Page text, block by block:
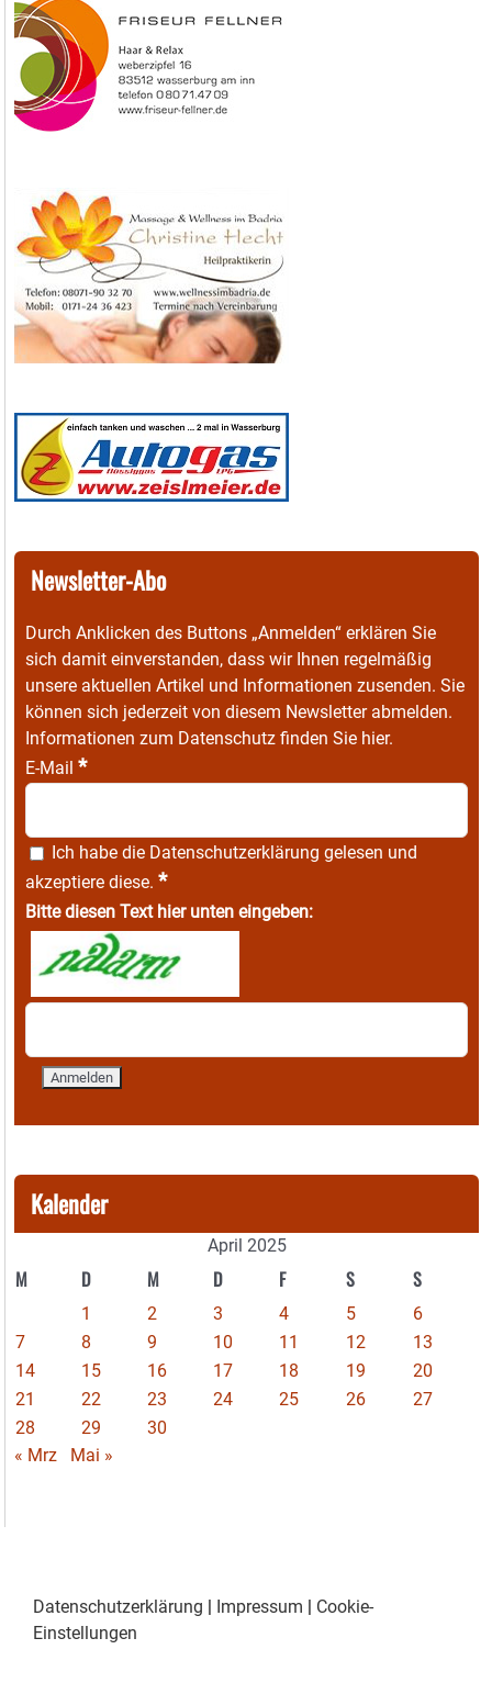
Newsletter-Abo
Durch Anklicken des Buttons „Anmelden“ erklären Sie
sich damit einverstanden, dass wir Ihnen regelmäßig
unsere aktuellen Artikel und Informationen zusenden. Sie
können sich jederzeit von diesem Newsletter abmelden.
Informationen zum Datenschutz finden Sie hier.
E-Mail *
Ich habe die Datenschutzerklärung gelesen und
akzeptiere diese. *
Bitte diesen Text hier unten eingeben:
Kalender
April 2025
M D M D F S S
1 2 3 4 5
6
7
8 9 10 11 12
13
14
15 16 17 18 19
20
21
22 23 24 25 26
27
28
29
30
« Mrz
Mai »
Datenschutzerklärung | Impressum | Cookie-
Einstellungen